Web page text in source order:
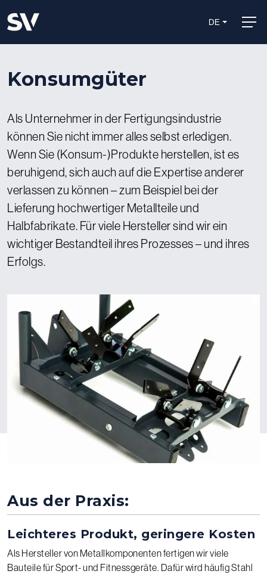
DE
Konsumgüter
Als Unternehmer in der Fertigungsindustrie
können Sie nicht immer alles selbst erledigen.
Wenn Sie (Konsum-)Produkte herstellen, ist es
beruhigend, sich auch auf die Expertise anderer
verlassen zu können – zum Beispiel bei der
Lieferung hochwertiger Metallteile und
Halbfabrikate. Für viele Hersteller sind wir ein
wichtiger Bestandteil ihres Prozesses – und ihres
Erfolgs.
Aus der Praxis:
Leichteres Produkt, geringere Kosten
Als Hersteller von Metallkomponenten fertigen wir viele
Bauteile für Sport- und Fitnessgeräte. Dafür wird häufig Stahl